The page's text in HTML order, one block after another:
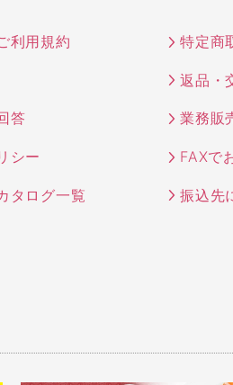
利用規約 特定商
返品・
答 業務販
シー FAXで
タログ一覧 振込先